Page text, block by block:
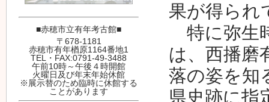
果が得られ
特に弥生
は、西播磨
落の姿を知
県史跡に指
■赤穂市立有年考古館■
〒678-1181
赤穂市有年楢原1164番地1
TEL・FAX:0791-49-3488
午前10時～午後４時開館
火曜日及び年末年始休館
※展示替のため臨時に休館する
ことがあります